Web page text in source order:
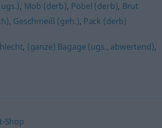
, Mob (derb), Pöbel (derb), Brut
, Geschmeiß (geh.), Pack (derb)
, (ganze) Bagage (ugs., abwertend),